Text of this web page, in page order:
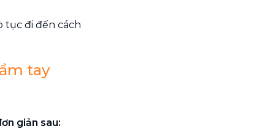
tục đi đến cách
tay
giản sau: